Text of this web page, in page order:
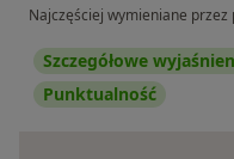
Najczęściej wymieniane przez
Szczegółowe
Punktualność